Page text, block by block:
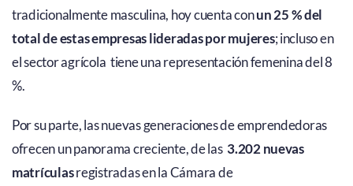
tradicionalmente masculina, hoy cuenta conun 25 % del
total de estas empresas lideradas por mujeres; incluso en
el sector agrícola tiene una representación femenina del 8
%.
Por su parte, las nuevas generaciones de emprendedoras
ofrecen un panorama creciente, de las 3.202 nuevas
matrículasregistradas en la Cámara de